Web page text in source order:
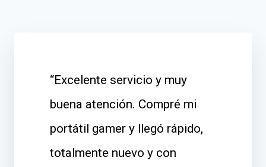
“Excelente servicio y muy
buena atención. Compré mi
portátil gamer y llegó rápido,
totalmente nuevo y con